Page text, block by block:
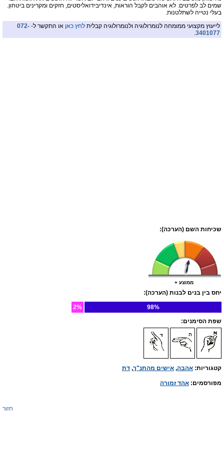
שמים לב לפרטים. לא אוהבים לקבל הוראות, אינדיבידואליסטים, חזקים ומקרינים ביטחון.
בעלי נטייה לשתלטנות.
לייעוץ מקצועי ממומחה לנומרולוגיה ולנומרולוגיה קבלית לחץ כאן או התקשר ל- 072-
3401077
.
שכיחות השם (הערכה):
ממוצע +
יחס בין בנים לבנות (הערכה):
98%
2%
שפת הסימנים:
קטגוריות: אהבה, אישים מהתנ"ך, דת
מפורסמים: אהד זמורה
חזור